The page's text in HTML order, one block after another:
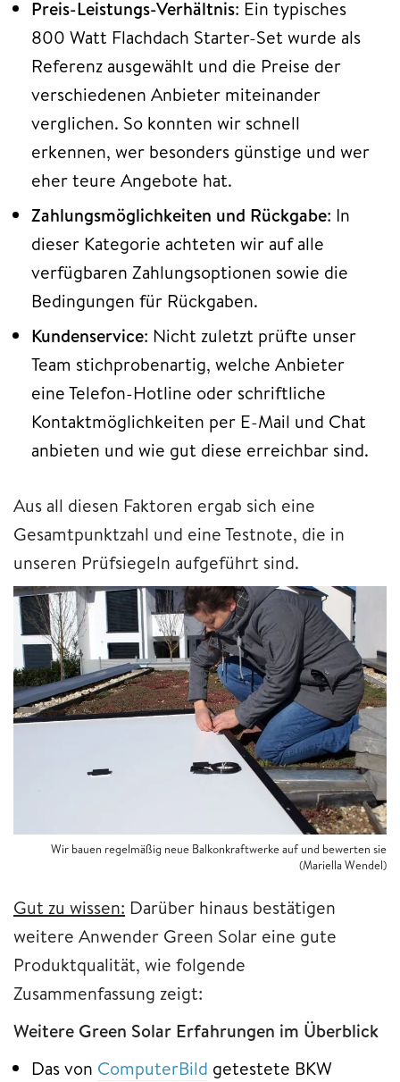
Preis-Leistungs-Verhältnis: Ein typisches
800 Watt Flachdach Starter-Set wurde als
Referenz ausgewählt und die Preise der
verschiedenen Anbieter miteinander
verglichen. So konnten wir schnell
erkennen, wer besonders günstige und wer
eher teure Angebote hat.
Zahlungsmöglichkeiten und Rückgabe: In
dieser Kategorie achteten wir auf alle
verfügbaren Zahlungsoptionen sowie die
Bedingungen für Rückgaben.
Kundenservice: Nicht zuletzt prüfte unser
Team stichprobenartig, welche Anbieter
eine Telefon-Hotline oder schriftliche
Kontaktmöglichkeiten per E-Mail und Chat
anbieten und wie gut diese erreichbar sind.
Aus all diesen Faktoren ergab sich eine
Gesamtpunktzahl und eine Testnote, die in
unseren Prüfsiegeln aufgeführt sind.
Wir bauen regelmäßig neue Balkonkraftwerke auf und bewerten sie
(Mariella Wendel)
Gut zu wissen: Darüber hinaus bestätigen
weitere Anwender Green Solar eine gute
Produktqualität, wie folgende
Zusammenfassung zeigt:
Weitere Green Solar Erfahrungen im Überblick
Das von ComputerBild getestete BKW